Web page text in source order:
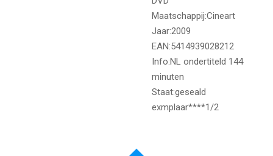
Maatschappij:Cineart
Jaar:2009
EAN:5414939028212
Info:NL ondertiteld 144
minuten
Staat:geseald
exmplaar****1/2